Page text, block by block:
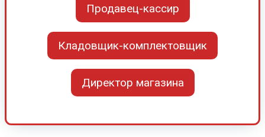
Продавец-кассир
Кладовщик-комплектовщик
Директор магазина